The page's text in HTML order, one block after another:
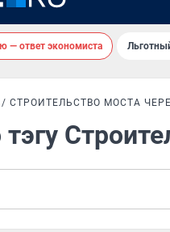
— ответ экономиста
СТРОИТЕЛЬСТВО МОСТА